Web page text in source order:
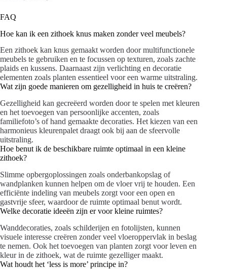
FAQ
Hoe kan ik een zithoek knus maken zonder veel meubels?
Een zithoek kan knus gemaakt worden door multifunctionele
meubels te gebruiken en te focussen op texturen, zoals zachte
plaids en kussens. Daarnaast zijn verlichting en decoratie
elementen zoals planten essentieel voor een warme uitstraling.
Wat zijn goede manieren om gezelligheid in huis te creëren?
Gezelligheid kan gecreëerd worden door te spelen met kleuren
en het toevoegen van persoonlijke accenten, zoals
familiefoto’s of hand gemaakte decoraties. Het kiezen van een
harmonieus kleurenpalet draagt ook bij aan de sfeervolle
uitstraling.
Hoe benut ik de beschikbare ruimte optimaal in een kleine
zithoek?
Slimme opbergoplossingen zoals onderbankopslag of
wandplanken kunnen helpen om de vloer vrij te houden. Een
efficiënte indeling van meubels zorgt voor een open en
gastvrije sfeer, waardoor de ruimte optimaal benut wordt.
Welke decoratie ideeën zijn er voor kleine ruimtes?
Wanddecoraties, zoals schilderijen en fotolijsten, kunnen
visuele interesse creëren zonder veel vloeroppervlak in beslag
te nemen. Ook het toevoegen van planten zorgt voor leven en
kleur in de zithoek, wat de ruimte gezelliger maakt.
Wat houdt het ‘less is more’ principe in?